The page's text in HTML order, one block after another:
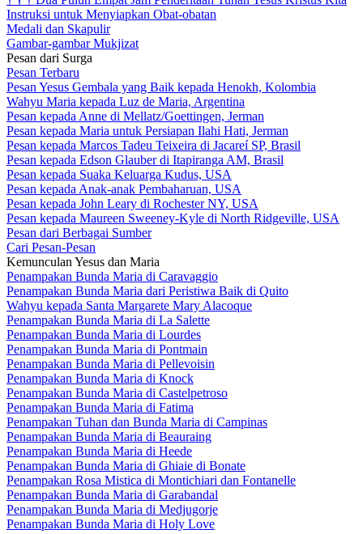
Instruksi untuk Menyiapkan Obat-obatan
Medali dan Skapulir
Gambar-gambar Mukjizat
Pesan dari Surga
Pesan Terbaru
Pesan Yesus Gembala yang Baik kepada Henokh, Kolombia
Wahyu Maria kepada Luz de Maria, Argentina
Pesan kepada Anne di Mellatz/Goettingen, Jerman
Pesan kepada Maria untuk Persiapan Ilahi Hati, Jerman
Pesan kepada Marcos Tadeu Teixeira di Jacareí SP, Brasil
Pesan kepada Edson Glauber di Itapiranga AM, Brasil
Pesan kepada Suaka Keluarga Kudus, USA
Pesan kepada Anak-anak Pembaharuan, USA
Pesan kepada John Leary di Rochester NY, USA
Pesan kepada Maureen Sweeney-Kyle di North Ridgeville, USA
Pesan dari Berbagai Sumber
Cari Pesan-Pesan
Kemunculan Yesus dan Maria
Penampakan Bunda Maria di Caravaggio
Penampakan Bunda Maria dari Peristiwa Baik di Quito
Wahyu kepada Santa Margarete Mary Alacoque
Penampakan Bunda Maria di La Salette
Penampakan Bunda Maria di Lourdes
Penampakan Bunda Maria di Pontmain
Penampakan Bunda Maria di Pellevoisin
Penampakan Bunda Maria di Knock
Penampakan Bunda Maria di Castelpetroso
Penampakan Bunda Maria di Fatima
Penampakan Tuhan dan Bunda Maria di Campinas
Penampakan Bunda Maria di Beauraing
Penampakan Bunda Maria di Heede
Penampakan Bunda Maria di Ghiaie di Bonate
Penampakan Rosa Mistica di Montichiari dan Fontanelle
Penampakan Bunda Maria di Garabandal
Penampakan Bunda Maria di Medjugorje
Penampakan Bunda Maria di Holy Love